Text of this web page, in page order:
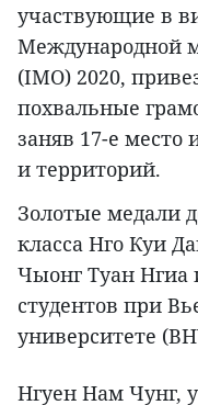
участвующие в
Международной
(IMO) 2020,
похвальные
заняв 17-е место
и территорий.
Золотые медали
класса Нго Куи
Чыонг Туан Нгиа
студентов при
университете
Нгуен Нам Чунг,